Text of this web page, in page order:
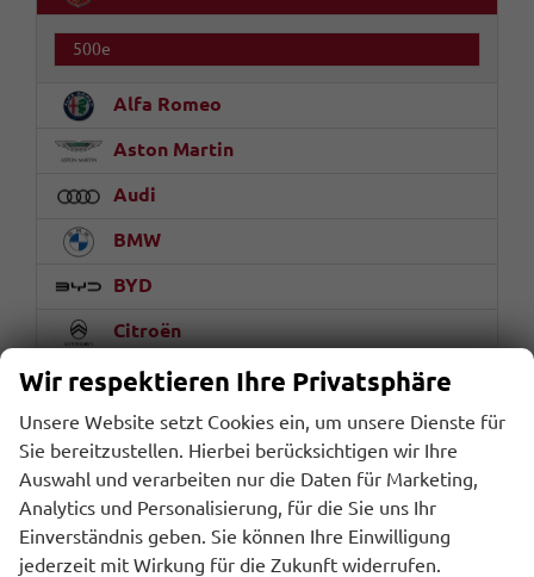
500e
Alfa Romeo
Aston Martin
Audi
BMW
BYD
Citroën
Cupra
DS Automobiles
Ford
Geely
Wir respektieren Ihre Privatsphäre
Unsere Website setzt Cookies ein, um unsere Dienste für
Sie bereitzustellen. Hierbei berücksichtigen wir Ihre
Auswahl und verarbeiten nur die Daten für Marketing,
Analytics und Personalisierung, für die Sie uns Ihr
Einverständnis geben. Sie können Ihre Einwilligung
jederzeit mit Wirkung für die Zukunft widerrufen.